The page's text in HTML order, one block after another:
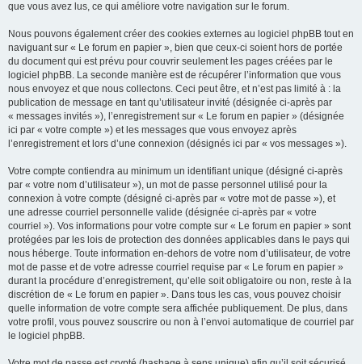
que vous avez lus, ce qui améliore votre navigation sur le forum.
Nous pouvons également créer des cookies externes au logiciel phpBB tout en
naviguant sur « Le forum en papier », bien que ceux-ci soient hors de portée
du document qui est prévu pour couvrir seulement les pages créées par le
logiciel phpBB. La seconde manière est de récupérer l’information que vous
nous envoyez et que nous collectons. Ceci peut être, et n’est pas limité à : la
publication de message en tant qu’utilisateur invité (désignée ci-après par
« messages invités »), l’enregistrement sur « Le forum en papier » (désignée
ici par « votre compte ») et les messages que vous envoyez après
l’enregistrement et lors d’une connexion (désignés ici par « vos messages »).
Votre compte contiendra au minimum un identifiant unique (désigné ci-après
par « votre nom d’utilisateur »), un mot de passe personnel utilisé pour la
connexion à votre compte (désigné ci-après par « votre mot de passe »), et
une adresse courriel personnelle valide (désignée ci-après par « votre
courriel »). Vos informations pour votre compte sur « Le forum en papier » sont
protégées par les lois de protection des données applicables dans le pays qui
nous héberge. Toute information en-dehors de votre nom d’utilisateur, de votre
mot de passe et de votre adresse courriel requise par « Le forum en papier »
durant la procédure d’enregistrement, qu’elle soit obligatoire ou non, reste à la
discrétion de « Le forum en papier ». Dans tous les cas, vous pouvez choisir
quelle information de votre compte sera affichée publiquement. De plus, dans
votre profil, vous pouvez souscrire ou non à l’envoi automatique de courriel par
le logiciel phpBB.